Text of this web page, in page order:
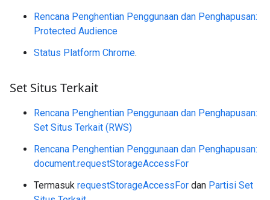
Rencana Penghentian Penggunaan dan Penghapusan:
Protected Audience
Status Platform Chrome.
Set Situs Terkait
Rencana Penghentian Penggunaan dan Penghapusan:
Set Situs Terkait (RWS)
Rencana Penghentian Penggunaan dan Penghapusan:
document.requestStorageAccessFor
Termasuk requestStorageAccessFor dan Partisi Set